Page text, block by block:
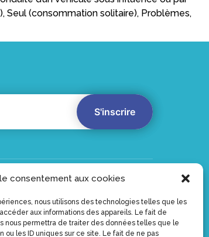
consentement aux cookies
nous utilisons des technologies telles que les
aux informations des appareils. Le fait de
nous permettra de traiter des données telles que le
ou les ID uniques sur ce site. Le fait de ne pas
Seul (consommation solitaire), Problèmes,
?
Contact
Mentions légales